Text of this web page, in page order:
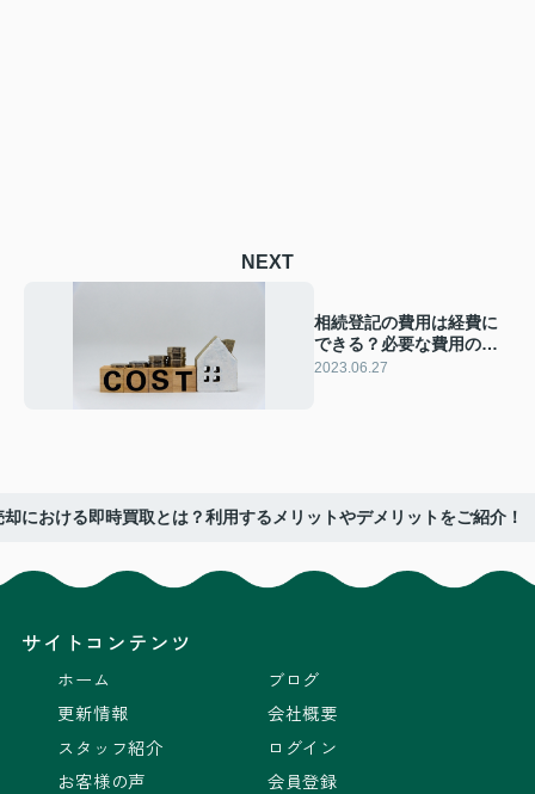
NEXT
相続登記の費用は経費に
できる？必要な費用の種
類や注意点も解説！
2023.06.27
における即時買取とは？利用するメリットやデメリットをご紹介！
サイトコンテンツ
ホーム
更新情報
スタッフ紹介
お客様の声
ブログ
会社概要
ログイン
会員登録